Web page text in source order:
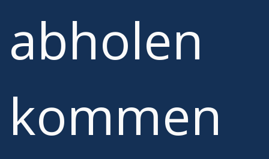
abholen
kommen